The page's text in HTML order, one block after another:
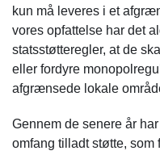
kun må leveres i et
vores opfattelse har det
statsstøtteregler, at de
eller fordyre
afgrænsede lokale
Gennem de senere år
omfang tilladt støtte,